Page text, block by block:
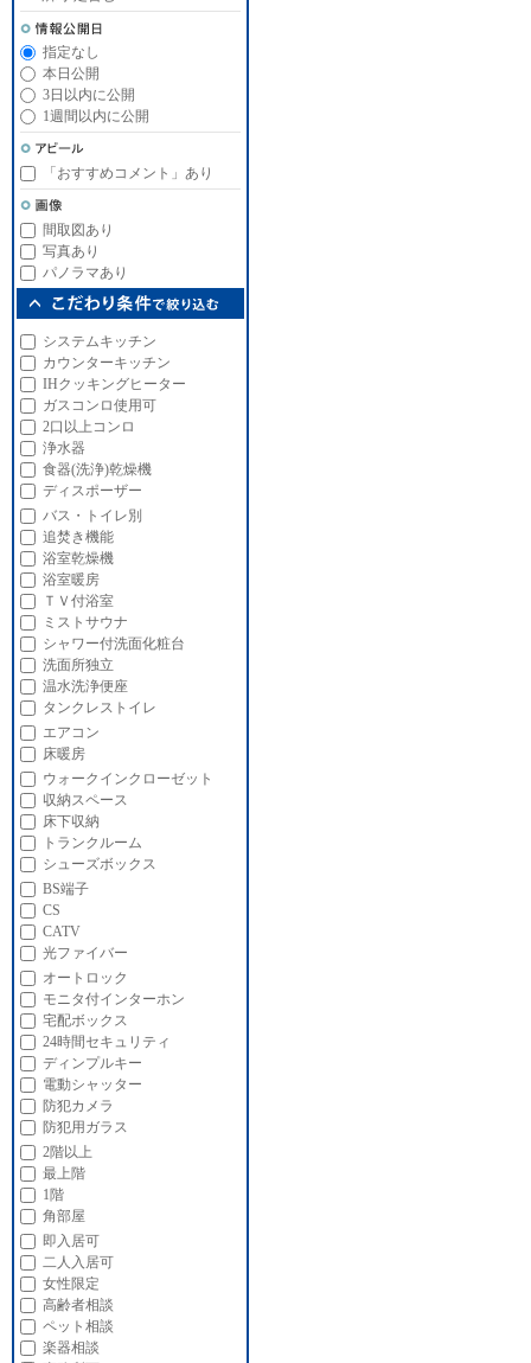
指定なし
本日公開
3日以内に公開
1週間以内に公開
「おすすめコメント」あり
間取図あり
写真あり
パノラマあり
システムキッチン
カウンターキッチン
IHクッキングヒーター
ガスコンロ使用可
2口以上コンロ
浄水器
食器(洗浄)乾燥機
ディスポーザー
バス・トイレ別
追焚き機能
浴室乾燥機
浴室暖房
ＴＶ付浴室
ミストサウナ
シャワー付洗面化粧台
洗面所独立
温水洗浄便座
タンクレストイレ
エアコン
床暖房
ウォークインクローゼット
収納スペース
床下収納
トランクルーム
シューズボックス
BS端子
CS
CATV
光ファイバー
オートロック
モニタ付インターホン
宅配ボックス
24時間セキュリティ
ディンプルキー
電動シャッター
防犯カメラ
防犯用ガラス
2階以上
最上階
1階
角部屋
即入居可
二人入居可
女性限定
高齢者相談
ペット相談
楽器相談